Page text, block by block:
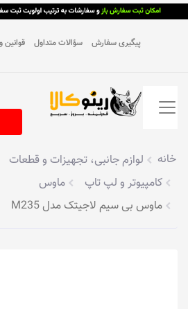
پیگیری سفارش سؤالات متداول قوانین
خانه لوازم جانبی، تجهیزات و قطعات
کامپیوتر و لپ تاپ
ماوس
ماوس بی سیم لاجیتک مدل M235